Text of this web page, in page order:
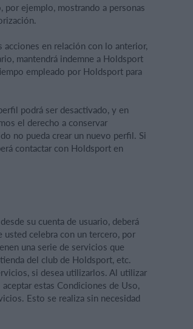
ejemplo, mostrando a personas
acciones en relación con lo anterior,
mantendrá indemne a Holdsport
empleado por Holdsport para
podrá ser desactivado, y en
el derecho a conservar
no pueda crear un nuevo perfil. Si
contactar con Holdsport en
su cuenta de usuario, deberá
usted celebra con un tercero, por
una serie de servicios que
del club de Holdsport, etc.
si desea utilizarlos. Al utilizar
estas Condiciones de Uso,
Esto se realiza sin necesidad